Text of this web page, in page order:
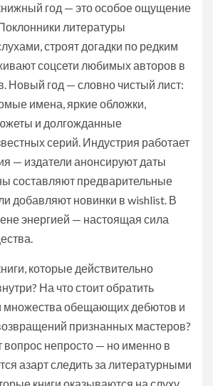
год — это особое ощущение
литературы
строят догадки по редким
соцсети любимых авторов в
Новый год — словно чистый лист:
имена, яркие обложки,
и долгожданные
серий. Индустрия работает
— издатели анонсируют даты
составляют предварительные
добавляют новинки в wishlist. В
энергией — настоящая сила
которые действительно
На что стоит обратить
множества обещающих дебютов и
признанных мастеров?
вопрос непросто — но именно в
азарт следить за литературными